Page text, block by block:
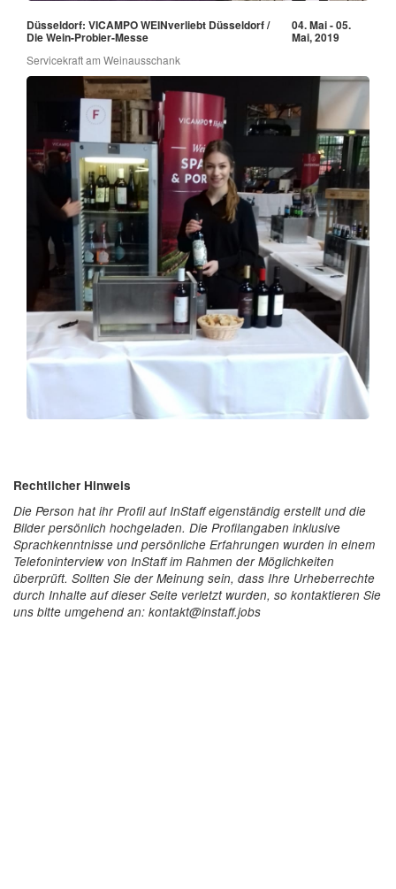
Düsseldorf: VICAMPO WEINverliebt Düsseldorf /
Die Wein-Probier-Messe
04. Mai - 05.
Mai, 2019
Servicekraft am Weinausschank
Rechtlicher Hinweis
Die Person hat ihr Profil auf InStaff eigenständig erstellt und die
Bilder persönlich hochgeladen. Die Profilangaben inklusive
Sprachkenntnisse und persönliche Erfahrungen wurden in einem
Telefoninterview von InStaff im Rahmen der Möglichkeiten
überprüft. Sollten Sie der Meinung sein, dass Ihre Urheberrechte
durch Inhalte auf dieser Seite verletzt wurden, so kontaktieren Sie
uns bitte umgehend an: kontakt@instaff.jobs